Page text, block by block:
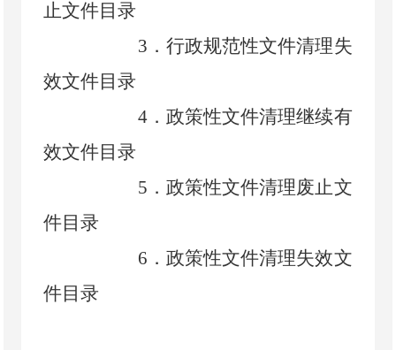
止文件目录
3 ． 行政规范性文件清理失
效文件目录
4． 政策性文件清理继续有
效文件目录
5 ． 政策性文件清理废止文
件目录
6 ． 政策性文件清理失效文
件目录